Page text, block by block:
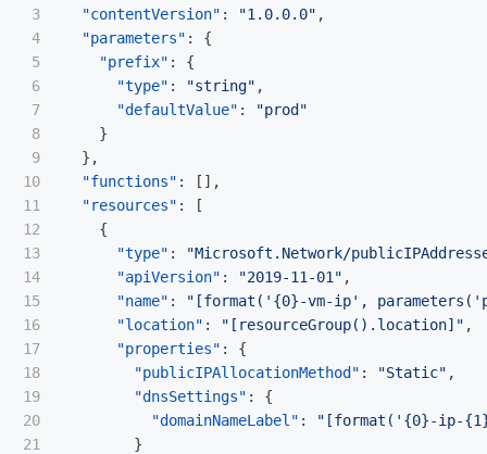
3
4
5
6
7
8
9
10
11
12
13
14
15
16
17
18
19
20
21
"contentVersion" : "1.0.0.0" ,
"parameters" :
{
"prefix" :
{
"type" : "string" ,
"defaultValue" :
"prod"
}
},
"functions" :
[],
"resources" :
[
{
"type" :
"Microsoft.Network/
"apiVersion" : "2019-11-01" ,
"name" :
"[format('{0}-vm-ip',
"location" : "[resourceGroup().location]" ,
"properties" :
{
"publicIPAllocationMethod" : "Static" ,
"dnsSettings" :
{
"domainNameLabel" :
"[format('{0}-ip-
}